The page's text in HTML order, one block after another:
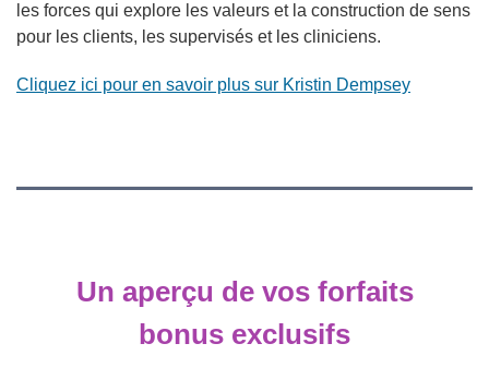
les forces qui explore les valeurs et la construction de sens
pour les clients, les supervisés et les cliniciens.
Cliquez ici pour en savoir plus sur Kristin Dempsey
Un aperçu de vos forfaits
bonus exclusifs